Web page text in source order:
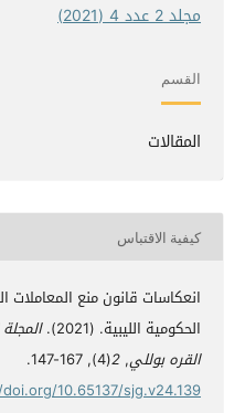
مجلد 2 عدد 4 (2021)
القسم
المقالات
كيفية الاقتباس
انعكاسات قانون منع المعاملات
الحكومية الليبية. (2021).
القره بوللي,
2
(4), 167-147.
10.65137/sjg.v24.139